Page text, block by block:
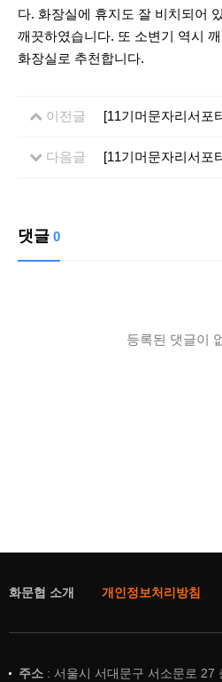
다. 화장실에 휴지도 잘 비치되어
깨끗하였습니다. 또 소변기 역시
화장실로 추천합니다.
이전글
[11기머문자리서포
다음글
[11기머문자리서포
댓글 0
등록된 댓글이
화문협 소개 개인정보처리방침
주소 : 서울시 서대문구 서소문로 27